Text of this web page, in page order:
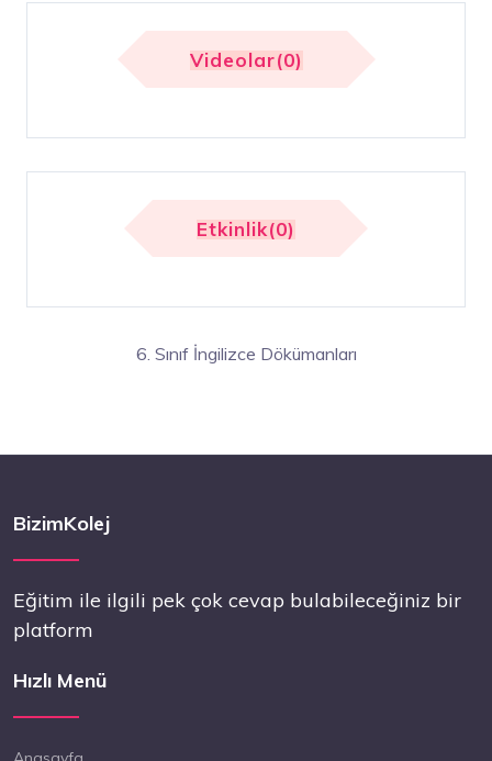
Videolar(0)
Etkinlik(0)
6. Sınıf İngilizce Dökümanları
BizimKolej
Eğitim ile ilgili pek çok cevap bulabileceğiniz bir
platform
Hızlı Menü